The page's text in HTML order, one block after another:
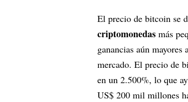
El precio de bitcoin se
criptomonedas más
ganancias aún
mercado. El precio de
en un 2.500%, lo que
US$ 200 mil millones